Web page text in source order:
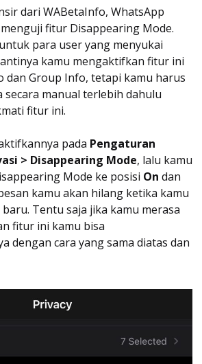
dari WABetaInfo, WhatsApp
fitur Disappearing Mode.
para user yang menyukai
kamu mengaktifkan fitur ini
dan Group Info, tetapi kamu harus
manual terlebih dahulu
fitur ini.
pada Pengaturan
> Disappearing Mode, lalu kamu
Mode ke posisi On dan
kamu akan hilang ketika kamu
Tentu saja jika kamu merasa
fitur ini kamu bisa
dengan cara yang sama diatas dan